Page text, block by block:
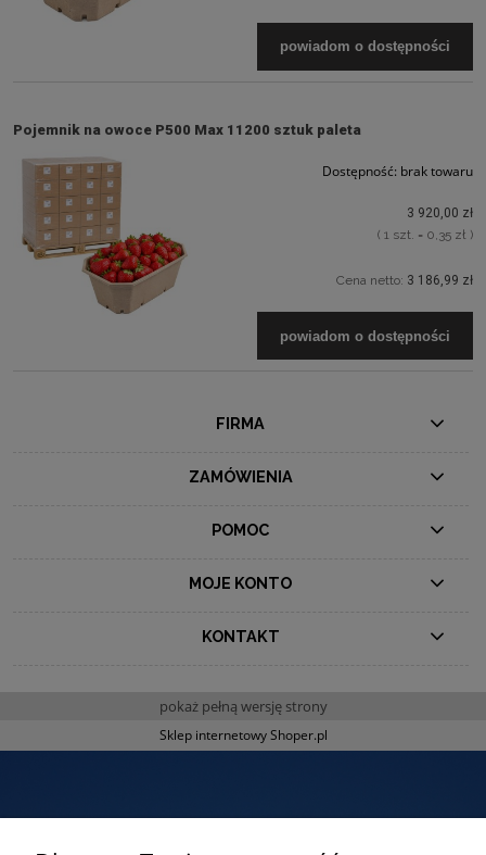
powiadom o dostępności
Pojemnik na owoce P500 Max 11200 sztuk paleta
Dostępność: brak towaru
3 920,00 zł
( 1 szt. = 0,35 zł )
Cena netto: 3 186,99 zł
powiadom o dostępności
FIRMA
ZAMÓWIENIA
POMOC
MOJE KONTO
KONTAKT
pokaż pełną wersję strony
Sklep internetowy Shoper.pl